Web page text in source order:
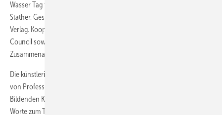
Wasser Tag für Tag missachtet wird“, sagt ZVSHK-Präsident Manfred
Stather. Gesponsert wird das Projekt von Duravit und dem Gentner
Verlag. Kooperationspartner sind UN Water, der World Plumbing
Council sowie die Deutsche Gesellschaft für internationale
Zusammenarbeit (GIZ).
Die künstlerische Leitung des Plakatwettbewerbs liegt in den Händen
von Professor Heinz-Jürgen Kristahn ehemals Universität der
Bildenden Künste in Berlin. Der Projektpartner des ZVSHK findet klare
Worte zum Thema: „Alle drei Sekunden verdurstet ein Mensch – aber